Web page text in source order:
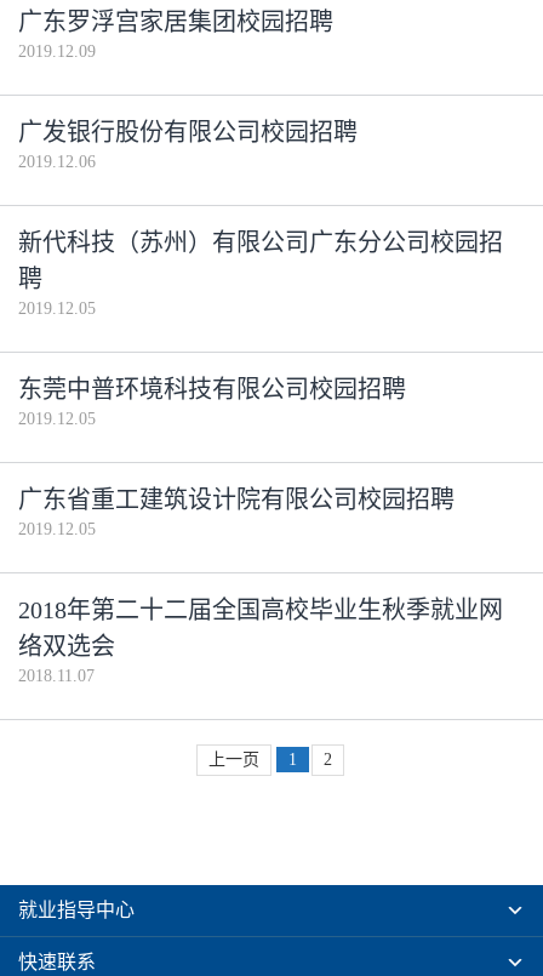
广东罗浮宫家居集团校园招聘
2019.12.09
广发银行股份有限公司校园招聘
2019.12.06
新代科技（苏州）有限公司广东分公司校园招
聘
2019.12.05
东莞中普环境科技有限公司校园招聘
2019.12.05
广东省重工建筑设计院有限公司校园招聘
2019.12.05
2018年第二十二届全国高校毕业生秋季就业网
络双选会
2018.11.07
上一页 1 2
就业指导中心
快速联系